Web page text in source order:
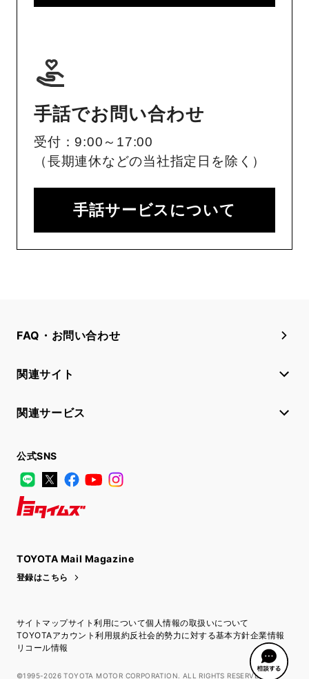
手話でお問い合わせ
受付：9:00～17:00
（長期連休などの当社指定日を除く）
手話サービスについて
FAQ・お問い合わせ
関連サイト
関連サービス
公式SNS
LINE
X FacebookYouTube
TOYOTA Mail Magazine
登録はこちら
サイトマップサイト利用について個人情報の取扱いについて
TOYOTAアカウント利用規約反社会的勢力に対する基本方針企業情報
リコール情報
©1995-2026 TOYOTA MOTOR CORPORATION. ALL RIGHTS RESERVED.